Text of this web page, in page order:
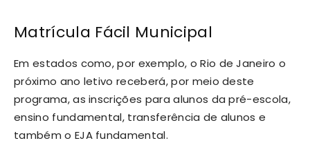
Matrícula Fácil Municipal
Em estados como, por exemplo, o Rio de Janeiro o
próximo ano letivo receberá, por meio deste
programa, as inscrições para alunos da pré-escola,
ensino fundamental, transferência de alunos e
também o EJA fundamental.